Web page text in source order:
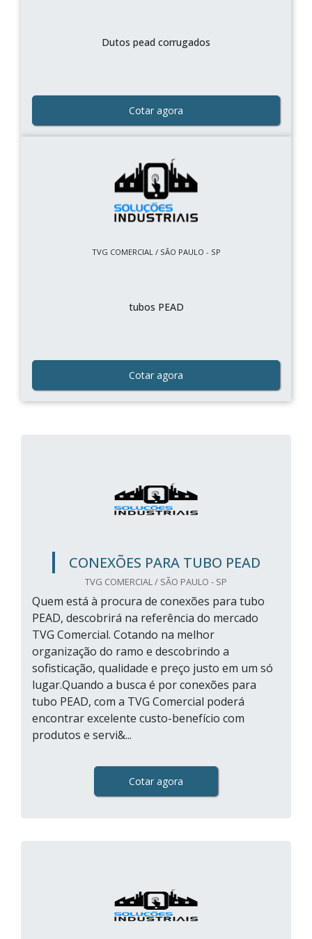
Dutos pead corrugados
Cotar agora
TVG COMERCIAL / SÃO PAULO - SP
tubos PEAD
Cotar agora
CONEXÕES PARA TUBO PEAD
TVG COMERCIAL / SÃO PAULO - SP
Quem está à procura de conexões para tubo
PEAD, descobrirá na referência do mercado
TVG Comercial. Cotando na melhor
organização do ramo e descobrindo a
sofisticação, qualidade e preço justo em um só
lugar.Quando a busca é por conexões para
tubo PEAD, com a TVG Comercial poderá
encontrar excelente custo-benefício com
produtos e servi&...
Cotar agora